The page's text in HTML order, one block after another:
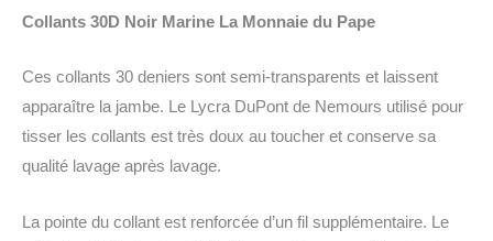
Collants 30D Noir Marine La Monnaie du Pape
Ces collants 30 deniers sont semi-transparents et laissent
apparaître la jambe. Le Lycra DuPont de Nemours utilisé pour
tisser les collants est très doux au toucher et conserve sa
qualité lavage après lavage.
La pointe du collant est renforcée d’un fil supplémentaire. Le